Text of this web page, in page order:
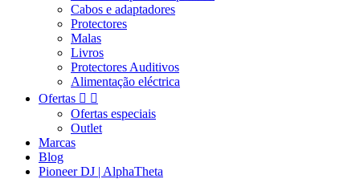
Cabos e adaptadores
Protectores
Malas
Livros
Protectores Auditivos
Alimentação eléctrica
Ofertas  
Ofertas especiais
Outlet
Marcas
Blog
Pioneer DJ | AlphaTheta